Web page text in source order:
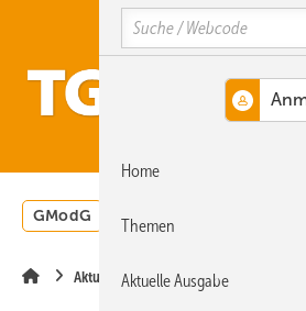
Hauptinhalt
Hauptmenü
SiteSearch
GModG Wärmepumpe
Aktuelle Meldung
Search
Home
Themen
Aktuelle Ausgabe